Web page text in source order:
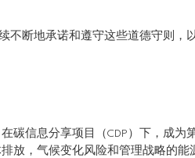
不断地承诺和遵守这些道德守则，
碳信息分享项目（CDP）下，成为
放，气候变化风险和管理战略的能